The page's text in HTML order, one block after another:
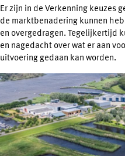
Er zijn in de Verkenning keuzes
de marktbenadering kunnen
en overgedragen. Tegelijkertijd
en nagedacht over wat er aan
uitvoering gedaan kan worden.